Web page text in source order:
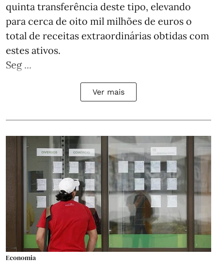
quinta transferência deste tipo, elevando
para cerca de oito mil milhões de euros o
total de receitas extraordinárias obtidas com
estes ativos.
Seg ...
Ver mais
Economia